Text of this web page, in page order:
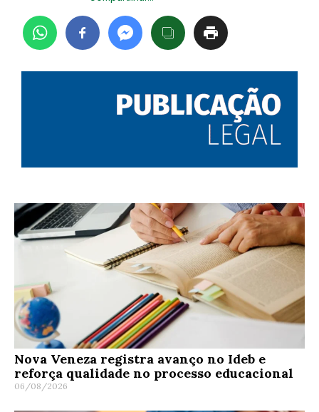
Nova Veneza registra avanço no Ideb e
reforça qualidade no processo educacional
06/08/2026